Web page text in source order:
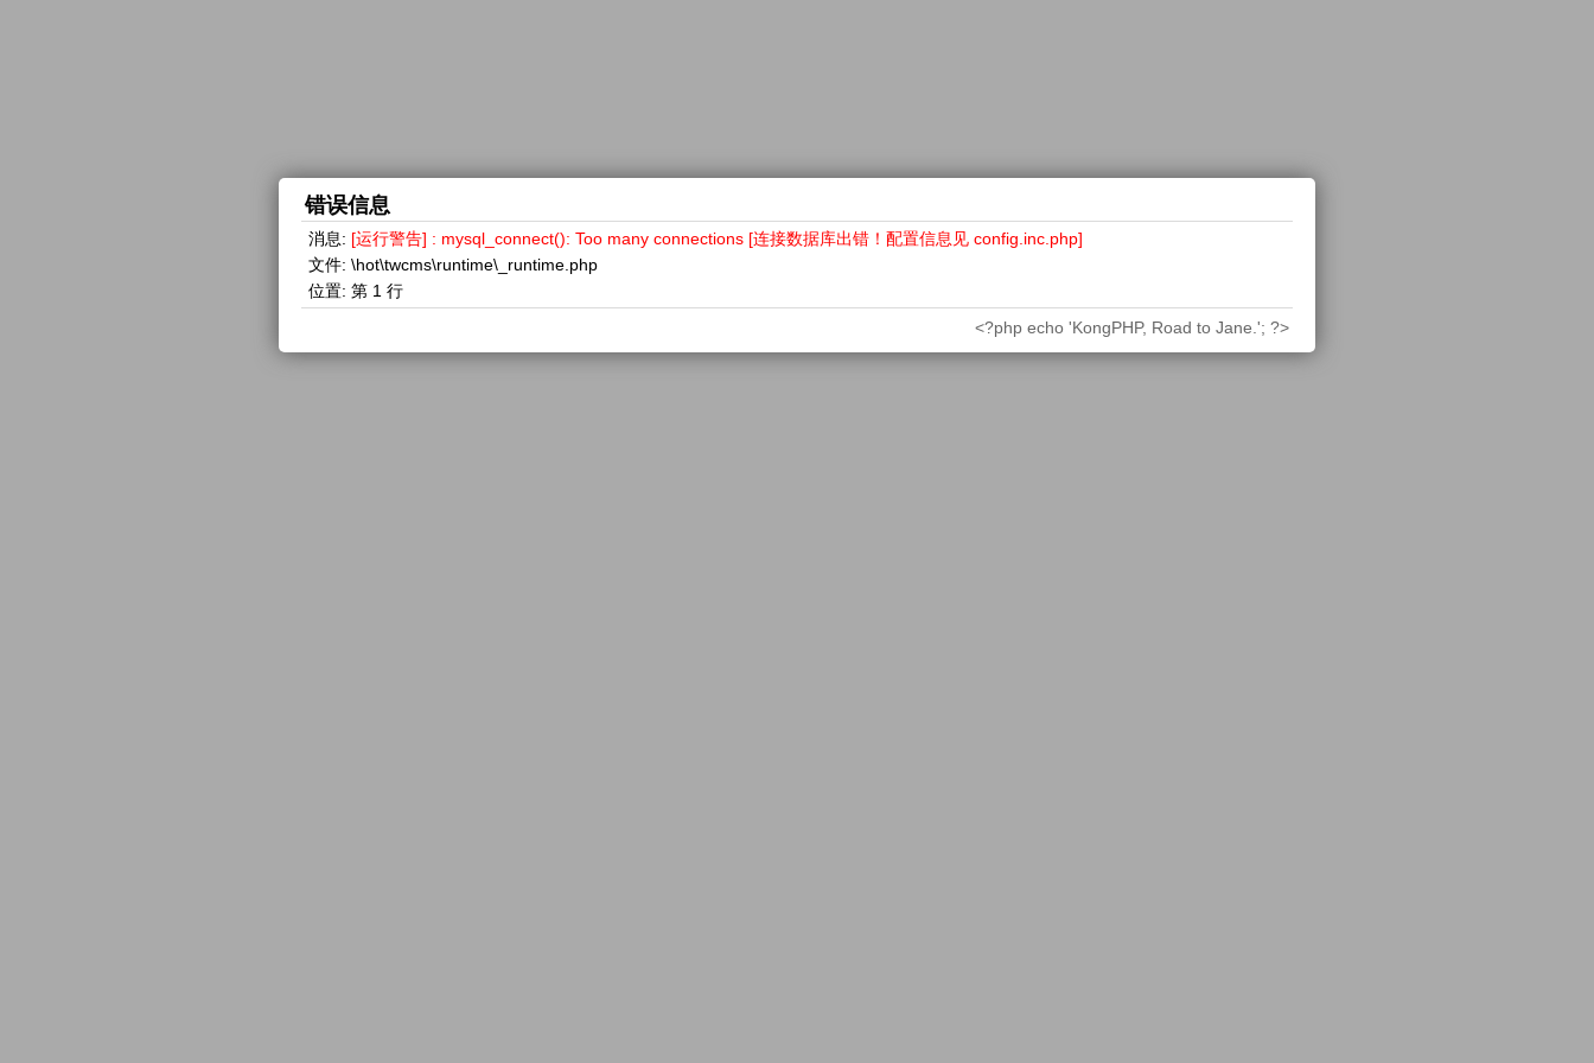
错误信息
消息: [运行警告] : mysql_connect(): Too many connections [连接数据库出错！配置信息见 config.inc.php]
文件: \hot\twcms\runtime\_runtime.php
位置: 第 1 行
<?php echo 'KongPHP, Road to Jane.'; ?>